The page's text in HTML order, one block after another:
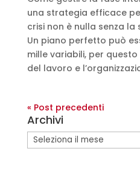
una strategia efficace
crisi non è nulla senza
Un piano perfetto può
mille variabili, per
del lavoro e
« Post precedenti
Archivi
Archivi